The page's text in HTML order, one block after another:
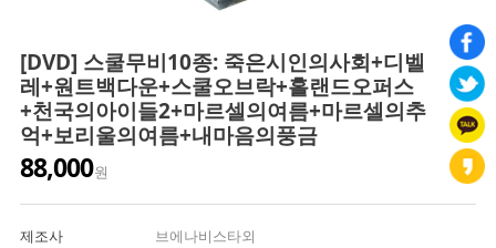
[DVD] 스쿨무비10종: 죽은시인의사회+디벨
레+원트백다운+스쿨오브락+홀랜드오퍼스
+천국의아이들2+마르셀의여름+마르셀의추
억+보리울의여름+내마음의풍금
88,000원
제조사
브에나비스타외